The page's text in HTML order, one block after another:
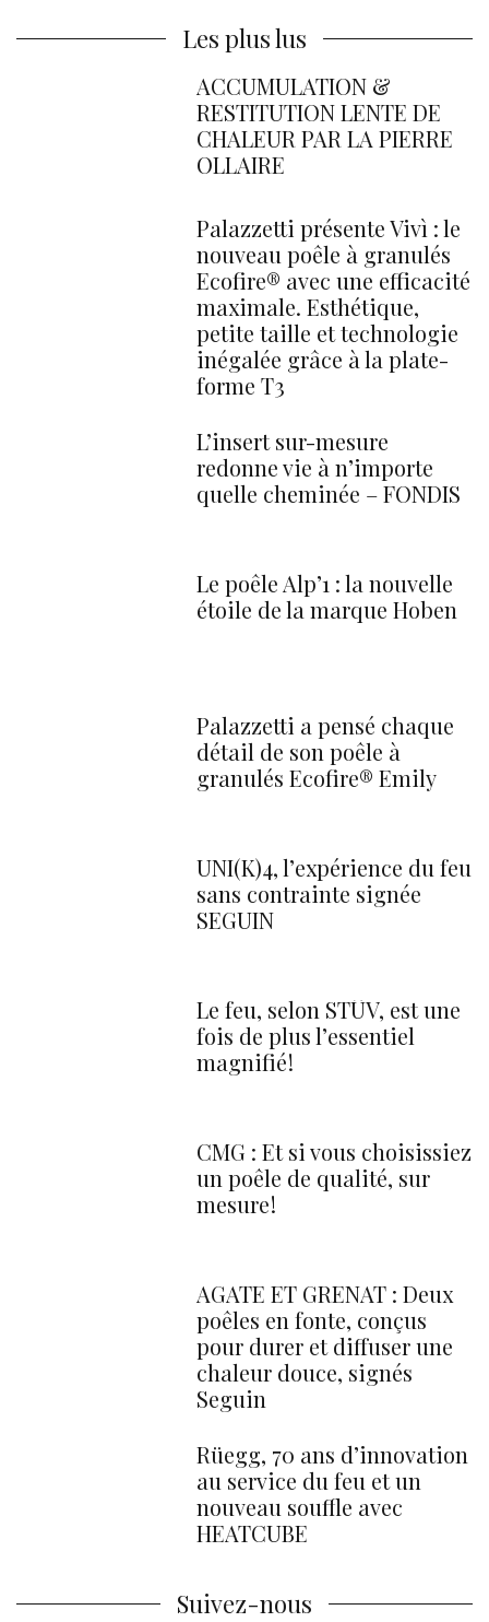
Les plus lus
ACCUMULATION &
RESTITUTION LENTE DE
CHALEUR PAR LA PIERRE
OLLAIRE
Palazzetti présente Vivì : le
nouveau poêle à granulés
Ecofire® avec une efficacité
maximale. Esthétique,
petite taille et technologie
inégalée grâce à la plate-
forme T3
L’insert sur-mesure
redonne vie à n’importe
quelle cheminée – FONDIS
Le poêle Alp’1 : la nouvelle
étoile de la marque Hoben
Palazzetti a pensé chaque
détail de son poêle à
granulés Ecofire® Emily
UNI(K)4, l’expérience du feu
sans contrainte signée
SEGUIN
Le feu, selon STÛV, est une
fois de plus l’essentiel
magnifié !
CMG : Et si vous choisissiez
un poêle de qualité, sur
mesure !
AGATE ET GRENAT : Deux
poêles en fonte, conçus
pour durer et diffuser une
chaleur douce, signés
Seguin
Rüegg, 70 ans d’innovation
au service du feu et un
nouveau souffle avec
HEATCUBE
Suivez-nous